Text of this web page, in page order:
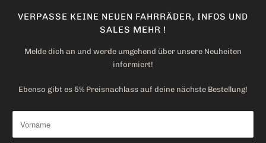
VERPASSE KEINE NEUEN FAHRRÄDER, INFOS UND
SALES MEHR !
Melde dich an und werde umgehend über unsere Neuheiten
informiert!
Ebenso gibt es 5% Preisnachlass auf deine nächste Bestellung!